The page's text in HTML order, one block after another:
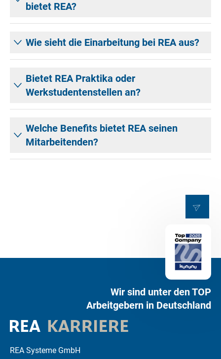
bietet REA?
Wie sieht die Einarbeitung bei REA aus?
Bietet REA Praktika oder
Werkstudentenstellen an?
Welche Benefits bietet REA seinen
Mitarbeitenden?
REA Systeme GmbH
Wir sind unter den TOP
Arbeitgebern in Deutschland